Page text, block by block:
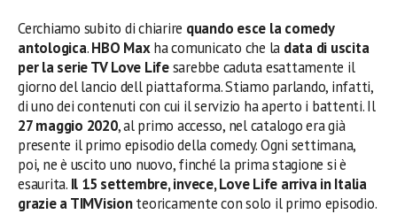
Cerchiamo subito di chiarire quando esce la comedy
antologica.HBO Maxha comunicato che la data di uscita
per la serie TV Love Lifesarebbe caduta esattamente il
giorno del lancio dell piattaforma. Stiamo parlando, infatti,
di uno dei contenuti con cui il servizio ha aperto i battenti. Il
27 maggio 2020, al primo accesso, nel catalogo era già
presente il primo episodio della comedy. Ogni settimana,
poi, ne è uscito uno nuovo, finché la prima stagione si è
esaurita. Il 15 settembre, invece, Love Life arriva in Italia
grazie a TIMVisionteoricamente con solo il primo episodio.